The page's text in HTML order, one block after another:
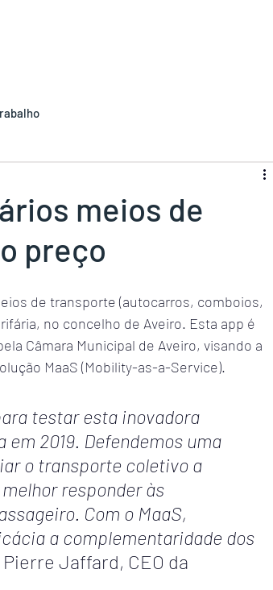
meios de
preço
de transporte (autocarros, comboios,
no concelho de Aveiro. Esta app é
Câmara Municipal de Aveiro, visando a
MaaS (Mobility-as-a-Service).
testar esta inovadora
2019. Defendemos uma
o transporte coletivo a
responder às
Com o MaaS,
a complementaridade dos
Jaffard, CEO da